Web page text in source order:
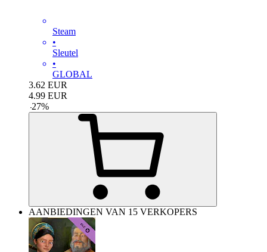
Steam
•
Sleutel
•
GLOBAL
3.62 EUR
4.99 EUR
-27%
AANBIEDINGEN VAN 15 VERKOPERS